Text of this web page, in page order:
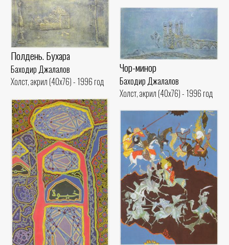
Полдень. Бухара
Баходир Джалалов
Холст, акрил (40x76) - 1996 год
Чор-минор
Баходир Джалалов
Холст, акрил (40x76) - 1996 год